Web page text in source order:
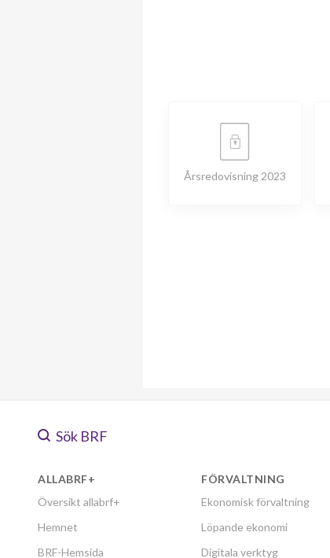
Årsredovisning 2023
Sök BRF
ALLABRF+
Översikt allabrf+
Hemnet
BRF-Hemsida
FÖRVALTNING
Ekonomisk förvaltning
Löpande ekonomi
Digitala verktyg